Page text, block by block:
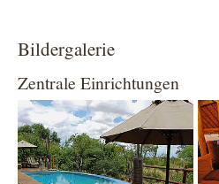
Bildergalerie
Zentrale Einrichtungen
Show larger version